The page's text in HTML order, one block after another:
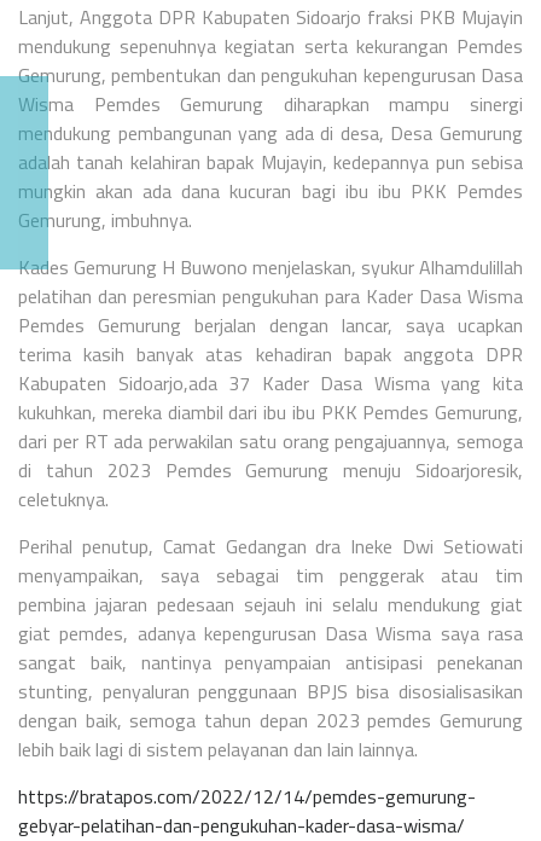
Lanjut, Anggota DPR Kabupaten Sidoarjo fraksi PKB Mujayin
mendukung sepenuhnya kegiatan serta kekurangan Pemdes
Gemurung, pembentukan dan pengukuhan kepengurusan Dasa
Wisma Pemdes Gemurung diharapkan mampu sinergi
mendukung pembangunan yang ada di desa, Desa Gemurung
adalah tanah kelahiran bapak Mujayin, kedepannya pun sebisa
mungkin akan ada dana kucuran bagi ibu ibu PKK Pemdes
Gemurung, imbuhnya.
Kades Gemurung H Buwono menjelaskan, syukur Alhamdulillah
pelatihan dan peresmian pengukuhan para Kader Dasa Wisma
Pemdes Gemurung berjalan dengan lancar, saya ucapkan
terima kasih banyak atas kehadiran bapak anggota DPR
Kabupaten Sidoarjo,ada 37 Kader Dasa Wisma yang kita
kukuhkan, mereka diambil dari ibu ibu PKK Pemdes Gemurung,
dari per RT ada perwakilan satu orang pengajuannya, semoga
di tahun 2023 Pemdes Gemurung menuju Sidoarjoresik,
celetuknya.
Perihal penutup, Camat Gedangan dra Ineke Dwi Setiowati
menyampaikan, saya sebagai tim penggerak atau tim
pembina jajaran pedesaan sejauh ini selalu mendukung giat
giat pemdes, adanya kepengurusan Dasa Wisma saya rasa
sangat baik, nantinya penyampaian antisipasi penekanan
stunting, penyaluran penggunaan BPJS bisa disosialisasikan
dengan baik, semoga tahun depan 2023 pemdes Gemurung
lebih baik lagi di sistem pelayanan dan lain lainnya.
https://bratapos.com/2022/12/14/pemdes-gemurung-
gebyar-pelatihan-dan-pengukuhan-kader-dasa-wisma/